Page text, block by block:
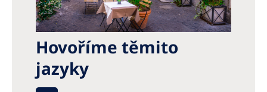
Hovoříme těmito
jazyky